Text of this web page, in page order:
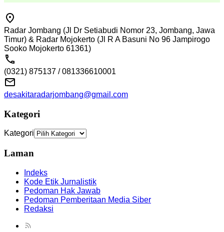
Radar Jombang (Jl Dr Setiabudi Nomor 23, Jombang, Jawa
Timur) & Radar Mojokerto (Jl R A Basuni No 96 Jampirogo
Sooko Mojokerto 61361)
(0321) 875137 / 081336610001
desakitaradarjombang@gmail.com
Kategori
Kategori
Laman
Indeks
Kode Etik Jurnalistik
Pedoman Hak Jawab
Pedoman Pemberitaan Media Siber
Redaksi